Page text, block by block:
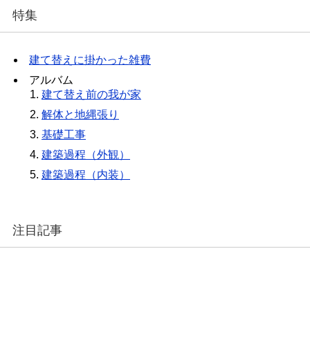
特集
建て替えに掛かった雑費
アルバム
建て替え前の我が家
解体と地縄張り
基礎工事
建築過程（外観）
建築過程（内装）
注目記事